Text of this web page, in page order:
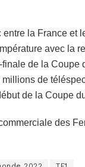
la France et
avec la
de la Coupe
de
de la Coupe
des